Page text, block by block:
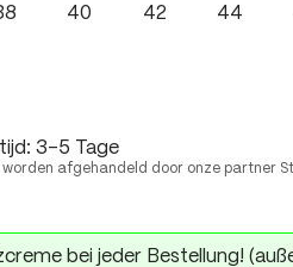
40 42 44
3-5 Tage
worden afgehandeld door onze partner
bei jeder Bestellung!